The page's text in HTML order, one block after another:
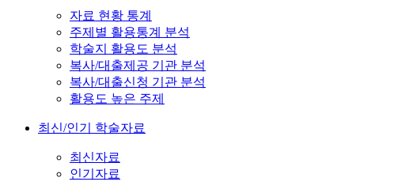
자료 현황 통계
주제별 활용통계 분석
학술지 활용도 분석
복사/대출제공 기관 분석
복사/대출신청 기관 분석
활용도 높은 주제
최신/인기 학술자료
최신자료
인기자료